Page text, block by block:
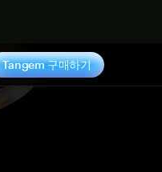
Tangem 구매하기